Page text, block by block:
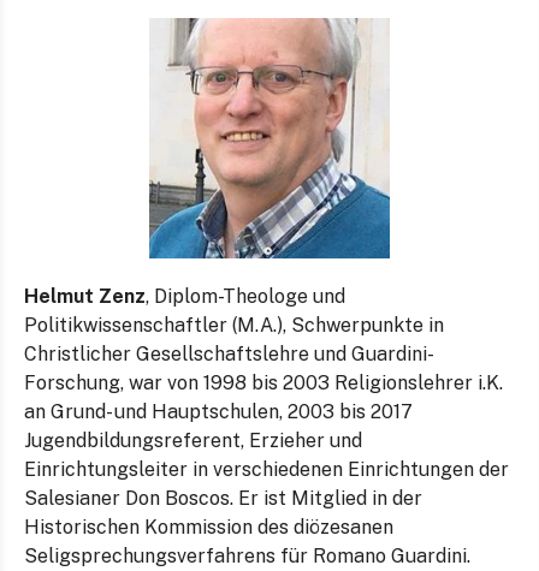
Helmut Zenz, Diplom-Theologe und
Politikwissenschaftler (M.A.), Schwerpunkte in
Christlicher Gesellschaftslehre und Guardini-
Forschung, war von 1998 bis 2003 Religionslehrer i.K.
an Grund- und Hauptschulen, 2003 bis 2017
Jugendbildungsreferent, Erzieher und
Einrichtungsleiter in verschiedenen Einrichtungen der
Salesianer Don Boscos. Er ist Mitglied in der
Historischen Kommission des diözesanen
Seligsprechungsverfahrens für Romano Guardini.